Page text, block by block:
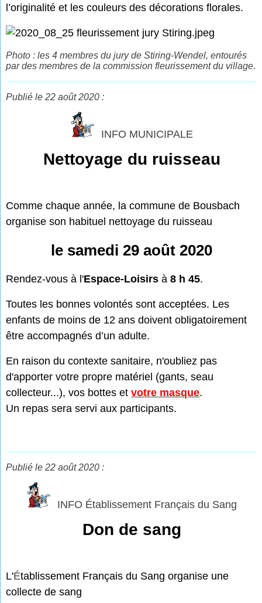
l’originalité et les couleurs des décorations florales.
Photo : les 4 membres du jury de Stiring-Wendel, entourés
par des membres de la commission fleurissement du village.
Publié le 22 août 2020 :
INFO MUNICIPALE
Nettoyage du ruisseau
Comme chaque année, la commune de Bousbach
organise son habituel nettoyage du ruisseau
le samedi 29 août 2020
Rendez-vous à l'Espace-Loisirs à8 h 45.
Toutes les bonnes volontés sont acceptées. Les
enfants de moins de 12 ans doivent obligatoirement
être accompagnés d’un adulte.
En raison du contexte sanitaire, n'oubliez pas
d'apporter votre propre matériel (gants, seau
collecteur...), vos bottes etvotre masque.
Un repas sera servi aux participants.
Publié le 22 août 2020 :
INFO Établissement Français du Sang
Don de sang
L'Établissement Français du Sang organise une
collecte de sang